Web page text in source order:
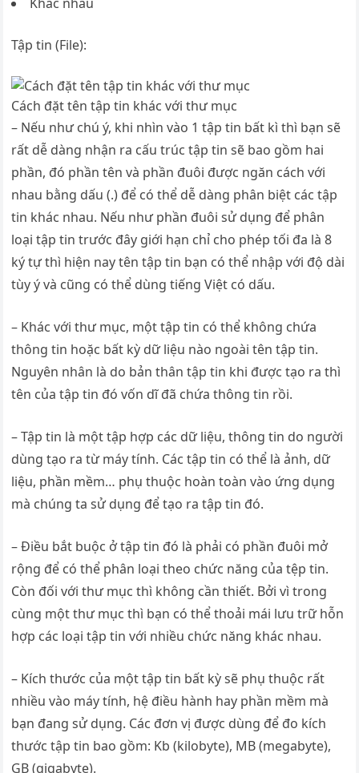
Tập tin (File):
Cách đặt tên tập tin khác với thư mục
– Nếu như chú ý, khi nhìn vào 1 tập tin bất kì thì bạn sẽ
rất dễ dàng nhận ra cấu trúc tập tin sẽ bao gồm hai
phần, đó phần tên và phần đuôi được ngăn cách với
nhau bằng dấu (.) để có thể dễ dàng phân biệt các tập
tin khác nhau. Nếu như phần đuôi sử dụng để phân
loại tập tin trước đây giới hạn chỉ cho phép tối đa là 8
ký tự thì hiện nay tên tập tin bạn có thể nhập với độ dài
tùy ý và cũng có thể dùng tiếng Việt có dấu.
– Khác với thư mục, một tập tin có thể không chứa
thông tin hoặc bất kỳ dữ liệu nào ngoài tên tập tin.
Nguyên nhân là do bản thân tập tin khi được tạo ra thì
tên của tập tin đó vốn dĩ đã chứa thông tin rồi.
– Tập tin là một tập hợp các dữ liệu, thông tin do người
dùng tạo ra từ máy tính. Các tập tin có thể là ảnh, dữ
liệu, phần mềm… phụ thuộc hoàn toàn vào ứng dụng
mà chúng ta sử dụng để tạo ra tập tin đó.
– Điều bắt buộc ở tập tin đó là phải có phần đuôi mở
rộng để có thể phân loại theo chức năng của tệp tin.
Còn đối với thư mục thì không cần thiết. Bởi vì trong
cùng một thư mục thì bạn có thể thoải mái lưu trữ hỗn
hợp các loại tập tin với nhiều chức năng khác nhau.
– Kích thước của một tập tin bất kỳ sẽ phụ thuộc rất
nhiều vào máy tính, hệ điều hành hay phần mềm mà
bạn đang sử dụng. Các đơn vị được dùng để đo kích
thước tập tin bao gồm: Kb (kilobyte), MB (megabyte),
GB (gigabyte).